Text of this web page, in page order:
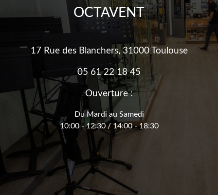
OCTAVENT
17 Rue des Blanchers, 31000 Toulouse
05 61 22 18 45
Ouverture :
Du Mardi au Samedi
10:00 - 12:30 / 14:00 - 18:30